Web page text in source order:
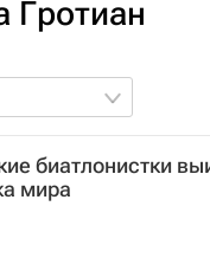
Гротиан
биатлонистки
мира